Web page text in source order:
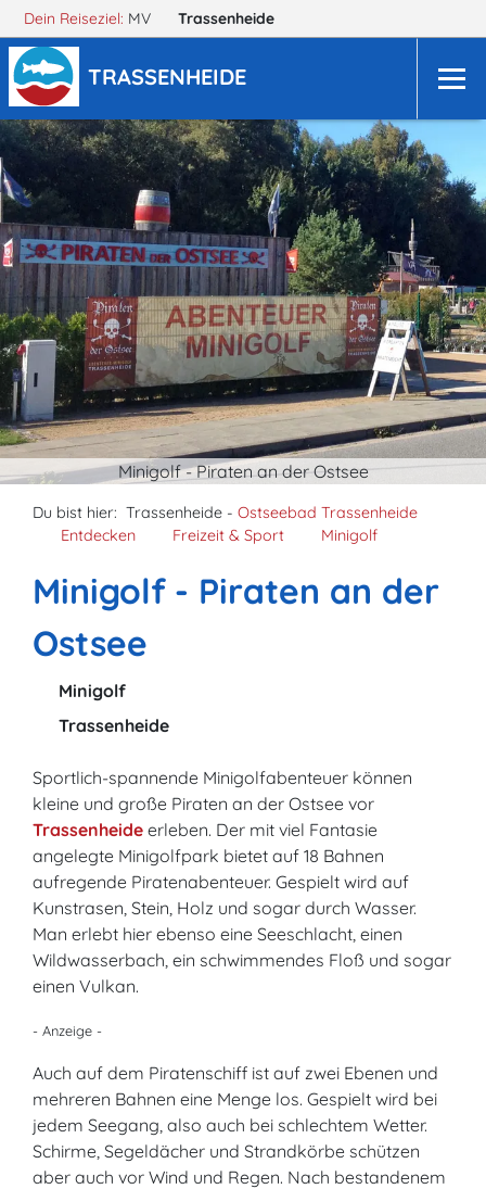
Dein Reiseziel: MV Trassenheide
TRASSENHEIDE
Minigolf - Piraten an der Ostsee
Du bist hier: Trassenheide - Ostseebad Trassenheide
Entdecken
Freizeit & Sport Minigolf
Minigolf - Piraten an der
Ostsee
Minigolf
Trassenheide
Sportlich-spannende Minigolfabenteuer können
kleine und große Piraten an der Ostsee vor
Trassenheide erleben. Der mit viel Fantasie
angelegte Minigolfpark bietet auf 18 Bahnen
aufregende Piratenabenteuer. Gespielt wird auf
Kunstrasen, Stein, Holz und sogar durch Wasser.
Man erlebt hier ebenso eine Seeschlacht, einen
Wildwasserbach, ein schwimmendes Floß und sogar
einen Vulkan.
- Anzeige -
Auch auf dem Piratenschiff ist auf zwei Ebenen und
mehreren Bahnen eine Menge los. Gespielt wird bei
jedem Seegang, also auch bei schlechtem Wetter.
Schirme, Segeldächer und Strandkörbe schützen
aber auch vor Wind und Regen. Nach bestandenem